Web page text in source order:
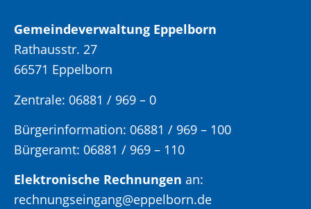
Gemeindeverwaltung Eppelborn
Rathausstr. 27
66571 Eppelborn
Zentrale: 06881 / 969 – 0
Bürgerinformation: 06881 / 969 – 100
Bürgeramt: 06881 / 969 – 110
Elektronische Rechnungen an:
rechnungseingang@eppelborn.de